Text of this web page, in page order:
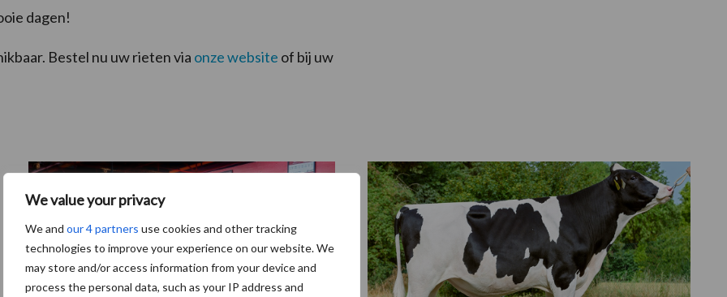
We value your privacy
We and our 4 partners use cookies and other tracking
technologies to improve your experience on our website. We
may store and/or access information from your device and
process the personal data, such as your IP address and
dagen!
Bestel nu uw rieten via onze website of bij uw